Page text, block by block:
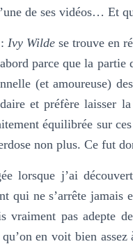
de ses vidéos… Et
Ivy Wildese trouve en
parce que la
(et amoureuse)
et préfère laisser
équilibrée sur
non plus. Ce fut
lorsque j’ai
qui ne s’arrête jamais
vraiment pas adepte
en voit bien